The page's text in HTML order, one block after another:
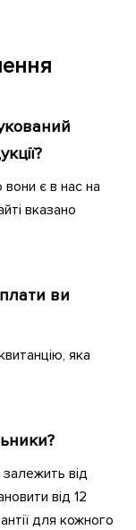
є в нас на
вказано
ви
яка
від
від 12
для кожного